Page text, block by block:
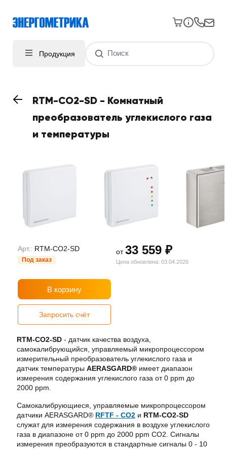
Продукция
RTM-CO2-SD - Комнатный
преобразователь углекислого газа
и температуры
Арт.: RTM-CO2-SD
Под заказ
от33 559 ₽
Цена обновлена: 03.04.2026
В корзину
Запросить счёт
RTM-CO2-SD - датчик качества воздуха,
самокалибрующийся, управляемый микропроцессором
измерительный преобразователь углекислого газа и
датчик температуры AERASGARD® имеет диапазон
измерения содержания углекислого газа от 0 ppm до
2000 ppm.
Самокалибрующиеся, управляемые микропроцессором
датчики AERASGARD® RFTF - CO2 и RTM-CO2-SD
служат для измерения содержания в воздухе углекислого
газа в диапазоне от 0 ppm до 2000 ppm CO2. Сигналы
измерения преобразуются в стандартные сигналы 0 - 10